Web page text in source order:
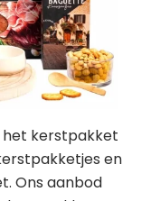
het kerstpakket
en
Ons aanbod